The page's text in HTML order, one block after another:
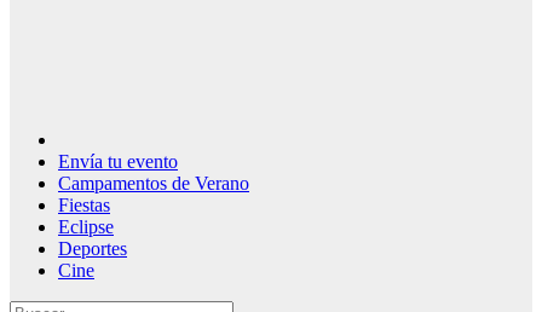
Envía tu evento
Campamentos de Verano
Fiestas
Eclipse
Deportes
Cine